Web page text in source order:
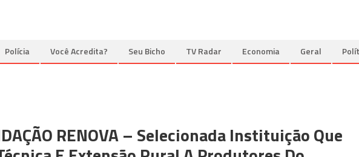
Polícia Você Acredita? Seu Bicho TV Radar Economia Geral
RENOVA – Selecionada Instituição Que